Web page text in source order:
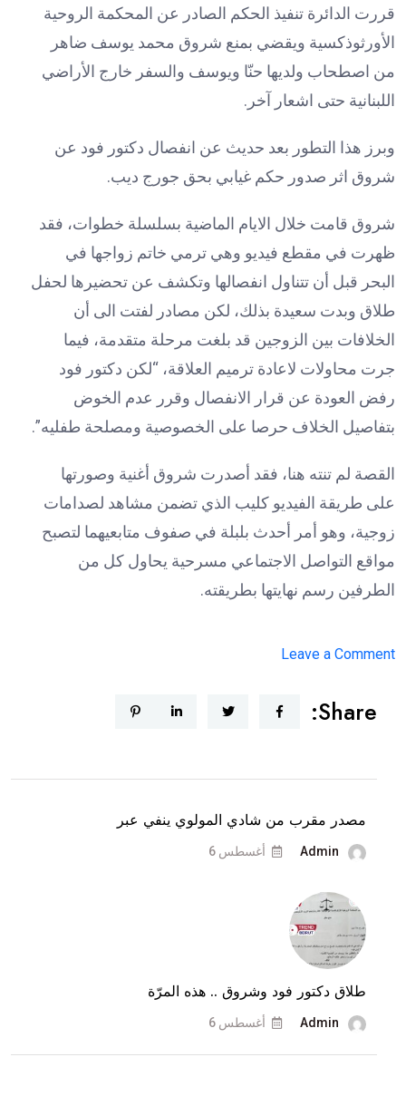
قررت الدائرة تنفيذ الحكم الصادر عن المحكمة الروحية
الأورثوذكسية ويقضي بمنع شروق محمد يوسف ضاهر
من اصطحاب ولديها حنّا ويوسف والسفر خارج الأراضي
اللبنانية حتى اشعار آخر.
وبرز هذا التطور بعد حديث عن انفصال دكتور فود عن
شروق اثر صدور حكم غيابي بحق جورج ديب.
شروق قامت خلال الايام الماضية بسلسلة خطوات، فقد
ظهرت في مقطع فيديو وهي ترمي خاتم زواجها في
البحر قبل أن تتناول انفصالها وتكشف عن تحضيرها لحفل
طلاق وبدت سعيدة بذلك، لكن مصادر لفتت الى أن
الخلافات بين الزوجين قد بلغت مرحلة متقدمة، فيما
جرت محاولات لاعادة ترميم العلاقة، “لكن دكتور فود
رفض العودة عن قرار الانفصال وقرر عدم الخوض
بتفاصيل الخلاف حرصا على الخصوصية ومصلحة طفليه”.
القصة لم تنته هنا، فقد أصدرت شروق أغنية وصورتها
على طريقة الفيديو كليب الذي تضمن مشاهد لصدامات
زوجية، وهو أمر أحدث بلبلة في صفوف متابعيهما لتصبح
مواقع التواصل الاجتماعي مسرحية يحاول كل من
الطرفين رسم نهايتها بطريقته.
Leave a Comment
فود
من
السفر
بيروت”
وماذا
عن
Share:
مصدر مقرب من شادي المولوي ينفي عبر
Admin أغسطس 6
طلاق دكتور فود وشروق .. هذه المرّة
Admin أغسطس 6